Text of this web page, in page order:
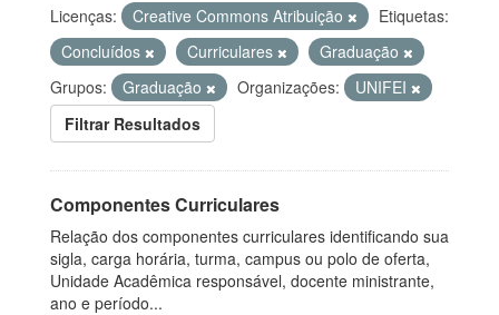
Licenças: Creative Commons Atribuição
Etiquetas:
Concluídos
Curriculares
Graduação
Grupos:
Graduação Organizações:
UNIFEI
Filtrar Resultados
Componentes Curriculares
Relação dos componentes curriculares identificando sua
sigla, carga horária, turma, campus ou polo de oferta,
Unidade Acadêmica responsável, docente ministrante,
ano e período...